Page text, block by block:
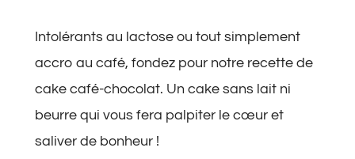
Intolérants au lactose ou tout simplement
accro au café, fondez pour notre recette de
cake café-chocolat. Un cake sans lait ni
beurre qui vous fera palpiter le cœur et
saliver de bonheur !